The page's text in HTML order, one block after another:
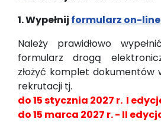
1. Wypełnij formularz on-line
Należy prawidłowo
formularz drogą
złożyć komplet
rekrutacji tj.
do 15 stycznia 2027 r. I
do 15 marca 2027 r. - II